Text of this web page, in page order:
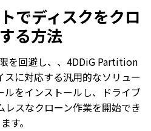
でディスクをクロ
る方法
を回避し、、4DDiG Partition
に対応する汎用的なソリュー
ルをインストールし、ドライブ
レスなクローン作業を開始でき
ます。